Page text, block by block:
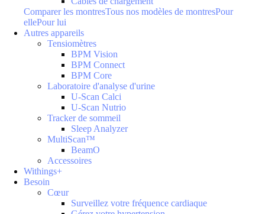
Comparer les montresTous nos modèles de montresPour
ellePour lui
Autres appareils
Tensiomètres
BPM Vision
BPM Connect
BPM Core
Laboratoire d'analyse d'urine
U-Scan Calci
U-Scan Nutrio
Tracker de sommeil
Sleep Analyzer
MultiScan™
BeamO
Accessoires
Withings+
Besoin
Cœur
Surveillez votre fréquence cardiaque